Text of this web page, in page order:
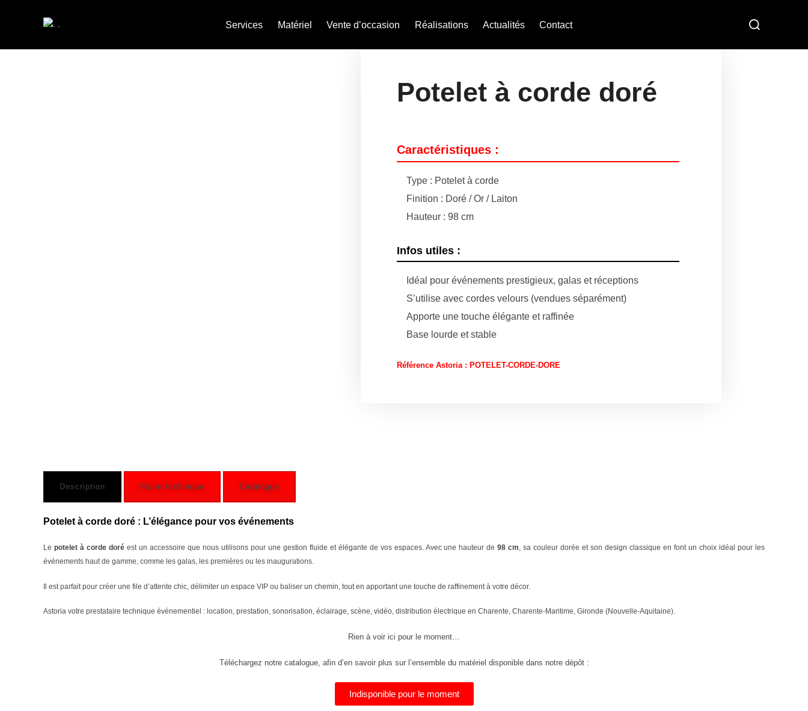
Services Matériel Vente d’occasion Réalisations Actualités Contact
Potelet à corde doré
Caractéristiques :
Type : Potelet à corde
Finition : Doré / Or / Laiton
Hauteur : 98 cm
Infos utiles :
Idéal pour événements prestigieux, galas et réceptions
S’utilise avec cordes velours (vendues séparément)
Apporte une touche élégante et raffinée
Base lourde et stable
Référence Astoria : POTELET-CORDE-DORE
Description Fiche technique Catalogue
Potelet à corde doré : L’élégance pour vos événements
Le potelet à corde doréest un accessoire que nous utilisons pour une gestion fluide et élégante de vos espaces. Avec une hauteur de98 cm, sa couleur dorée et son design classique en font un choix idéal pour les
événements haut de gamme, comme les galas, les premières ou les inaugurations.
Il est parfait pour créer une file d’attente chic, délimiter un espace VIP ou baliser un chemin, tout en apportant une touche de raffinement à votre décor.
Astoria votre prestataire technique événementiel : location, prestation, sonorisation, éclairage, scène, vidéo, distribution électrique en Charente, Charente-Maritime, Gironde (Nouvelle-Aquitaine).
Rien à voir ici pour le moment…
Téléchargez notre catalogue, afin d’en savoir plus sur l’ensemble du matériel disponible dans notre dépôt :
Indisponible pour le moment